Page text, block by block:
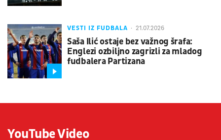
VESTI IZ FUDBALA 21.07.2026
Saša Ilić ostaje bez važnog šrafa:
Englezi ozbiljno zagrizli za mladog
fudbalera Partizana
YouTube Video